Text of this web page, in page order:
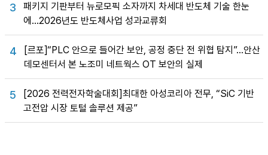
3
패키지 기판부터 뉴로모픽 소자까지 차세대 반도체 기술 한눈
에…2026년도 반도체사업 성과교류회
4
[르포]“PLC 안으로 들어간 보안, 공정 중단 전 위협 탐지”…안산
데모센터서 본 노조미 네트웍스 OT 보안의 실제
5
[2026 전력전자학술대회]최대한 아성코리아 전무, “SiC 기반
고전압 시장 토털 솔루션 제공”